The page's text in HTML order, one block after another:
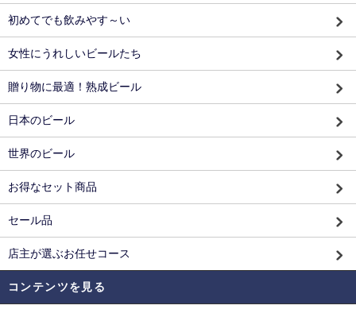
初めてでも飲みやす～い
女性にうれしいビールたち
贈り物に最適！熟成ビール
日本のビール
世界のビール
お得なセット商品
セール品
店主が選ぶお任せコース
コンテンツを見る